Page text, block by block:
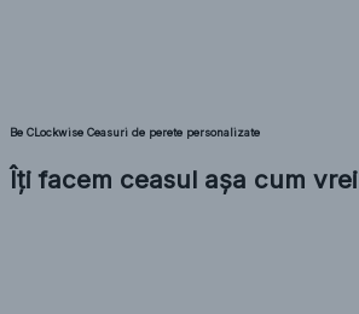
Be CLockwise Ceasuri de perete personalizate
Îți facem ceasul așa cum vrei